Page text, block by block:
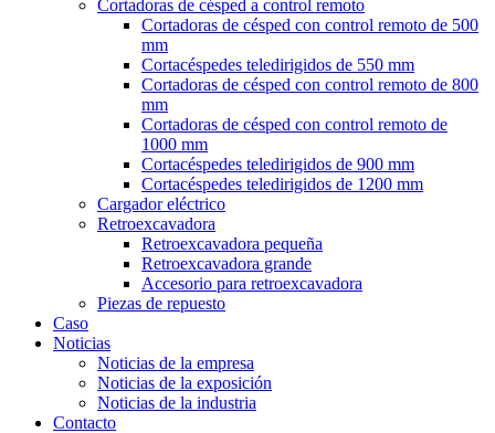
Cortadoras de césped a control remoto
Cortadoras de césped con control remoto de 500
mm
Cortacéspedes teledirigidos de 550 mm
Cortadoras de césped con control remoto de 800
mm
Cortadoras de césped con control remoto de
1000 mm
Cortacéspedes teledirigidos de 900 mm
Cortacéspedes teledirigidos de 1200 mm
Cargador eléctrico
Retroexcavadora
Retroexcavadora pequeña
Retroexcavadora grande
Accesorio para retroexcavadora
Piezas de repuesto
Caso
Noticias
Noticias de la empresa
Noticias de la exposición
Noticias de la industria
Contacto